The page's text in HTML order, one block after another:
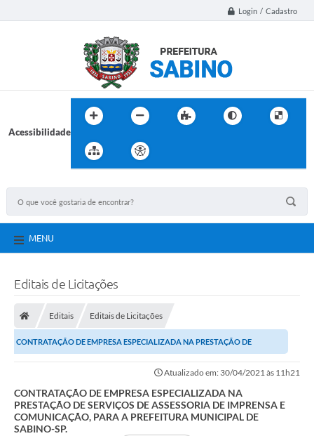
Login / Cadastro
Acessibilidade
MENU
Editais de Licitações
Editais Editais de Licitações
CONTRATAÇÃO DE EMPRESA ESPECIALIZADA NA PRESTAÇÃO DE
Atualizado em: 30/04/2021 às 11h21
CONTRATAÇÃO DE EMPRESA ESPECIALIZADA NA
PRESTAÇÃO DE SERVIÇOS DE ASSESSORIA DE IMPRENSA E
COMUNICAÇÃO, PARA A PREFEITURA MUNICIPAL DE
SABINO-SP.